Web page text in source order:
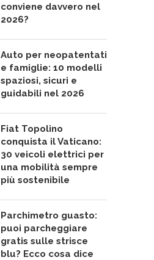
conviene davvero nel
2026?
Auto per neopatentati
e famiglie: 10 modelli
spaziosi, sicuri e
guidabili nel 2026
Fiat Topolino
conquista il Vaticano:
30 veicoli elettrici per
una mobilità sempre
più sostenibile
Parchimetro guasto:
puoi parcheggiare
gratis sulle strisce
blu? Ecco cosa dice